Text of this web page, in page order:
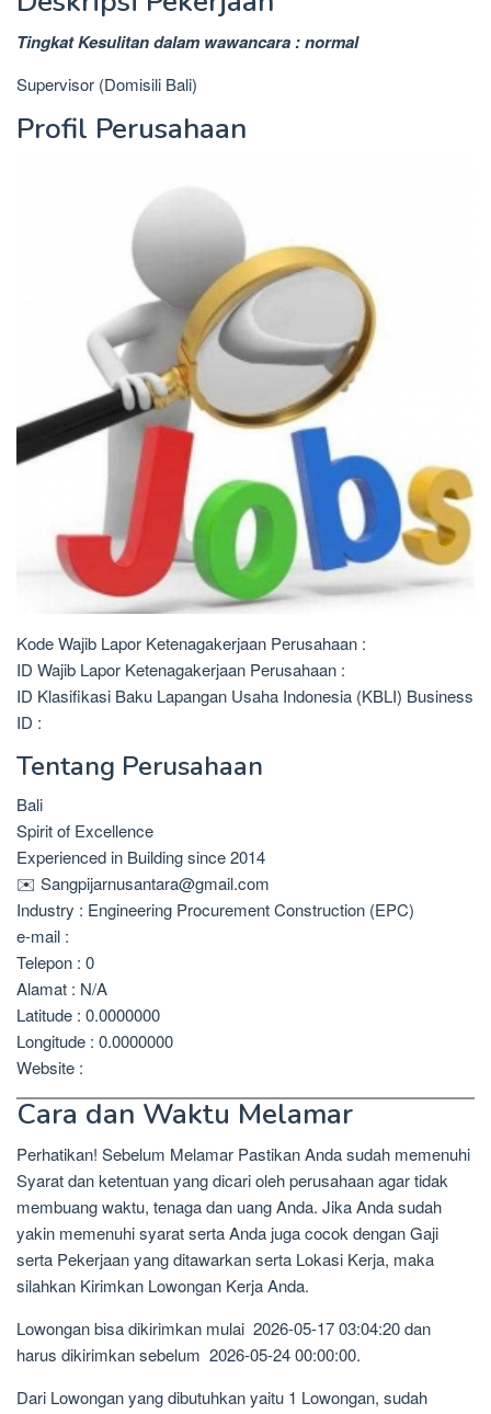
Tingkat Kesulitan dalam wawancara : normal
Supervisor (Domisili Bali)
Profil Perusahaan
Kode Wajib Lapor Ketenagakerjaan Perusahaan :
ID Wajib Lapor Ketenagakerjaan Perusahaan :
ID Klasifikasi Baku Lapangan Usaha Indonesia (KBLI) Business
ID :
Tentang Perusahaan
Bali
Spirit of Excellence
Experienced in Building since 2014
✉️ Sangpijarnusantara@gmail.com
Industry : Engineering Procurement Construction (EPC)
e-mail :
Telepon : 0
Alamat : N/A
Latitude : 0.0000000
Longitude : 0.0000000
Website :
Cara dan Waktu Melamar
Perhatikan! Sebelum Melamar Pastikan Anda sudah memenuhi
Syarat dan ketentuan yang dicari oleh perusahaan agar tidak
membuang waktu, tenaga dan uang Anda. Jika Anda sudah
yakin memenuhi syarat serta Anda juga cocok dengan Gaji
serta Pekerjaan yang ditawarkan serta Lokasi Kerja, maka
silahkan Kirimkan Lowongan Kerja Anda.
Lowongan bisa dikirimkan mulai 2026-05-17 03:04:20 dan
harus dikirimkan sebelum 2026-05-24 00:00:00.
Dari Lowongan yang dibutuhkan yaitu 1 Lowongan, sudah